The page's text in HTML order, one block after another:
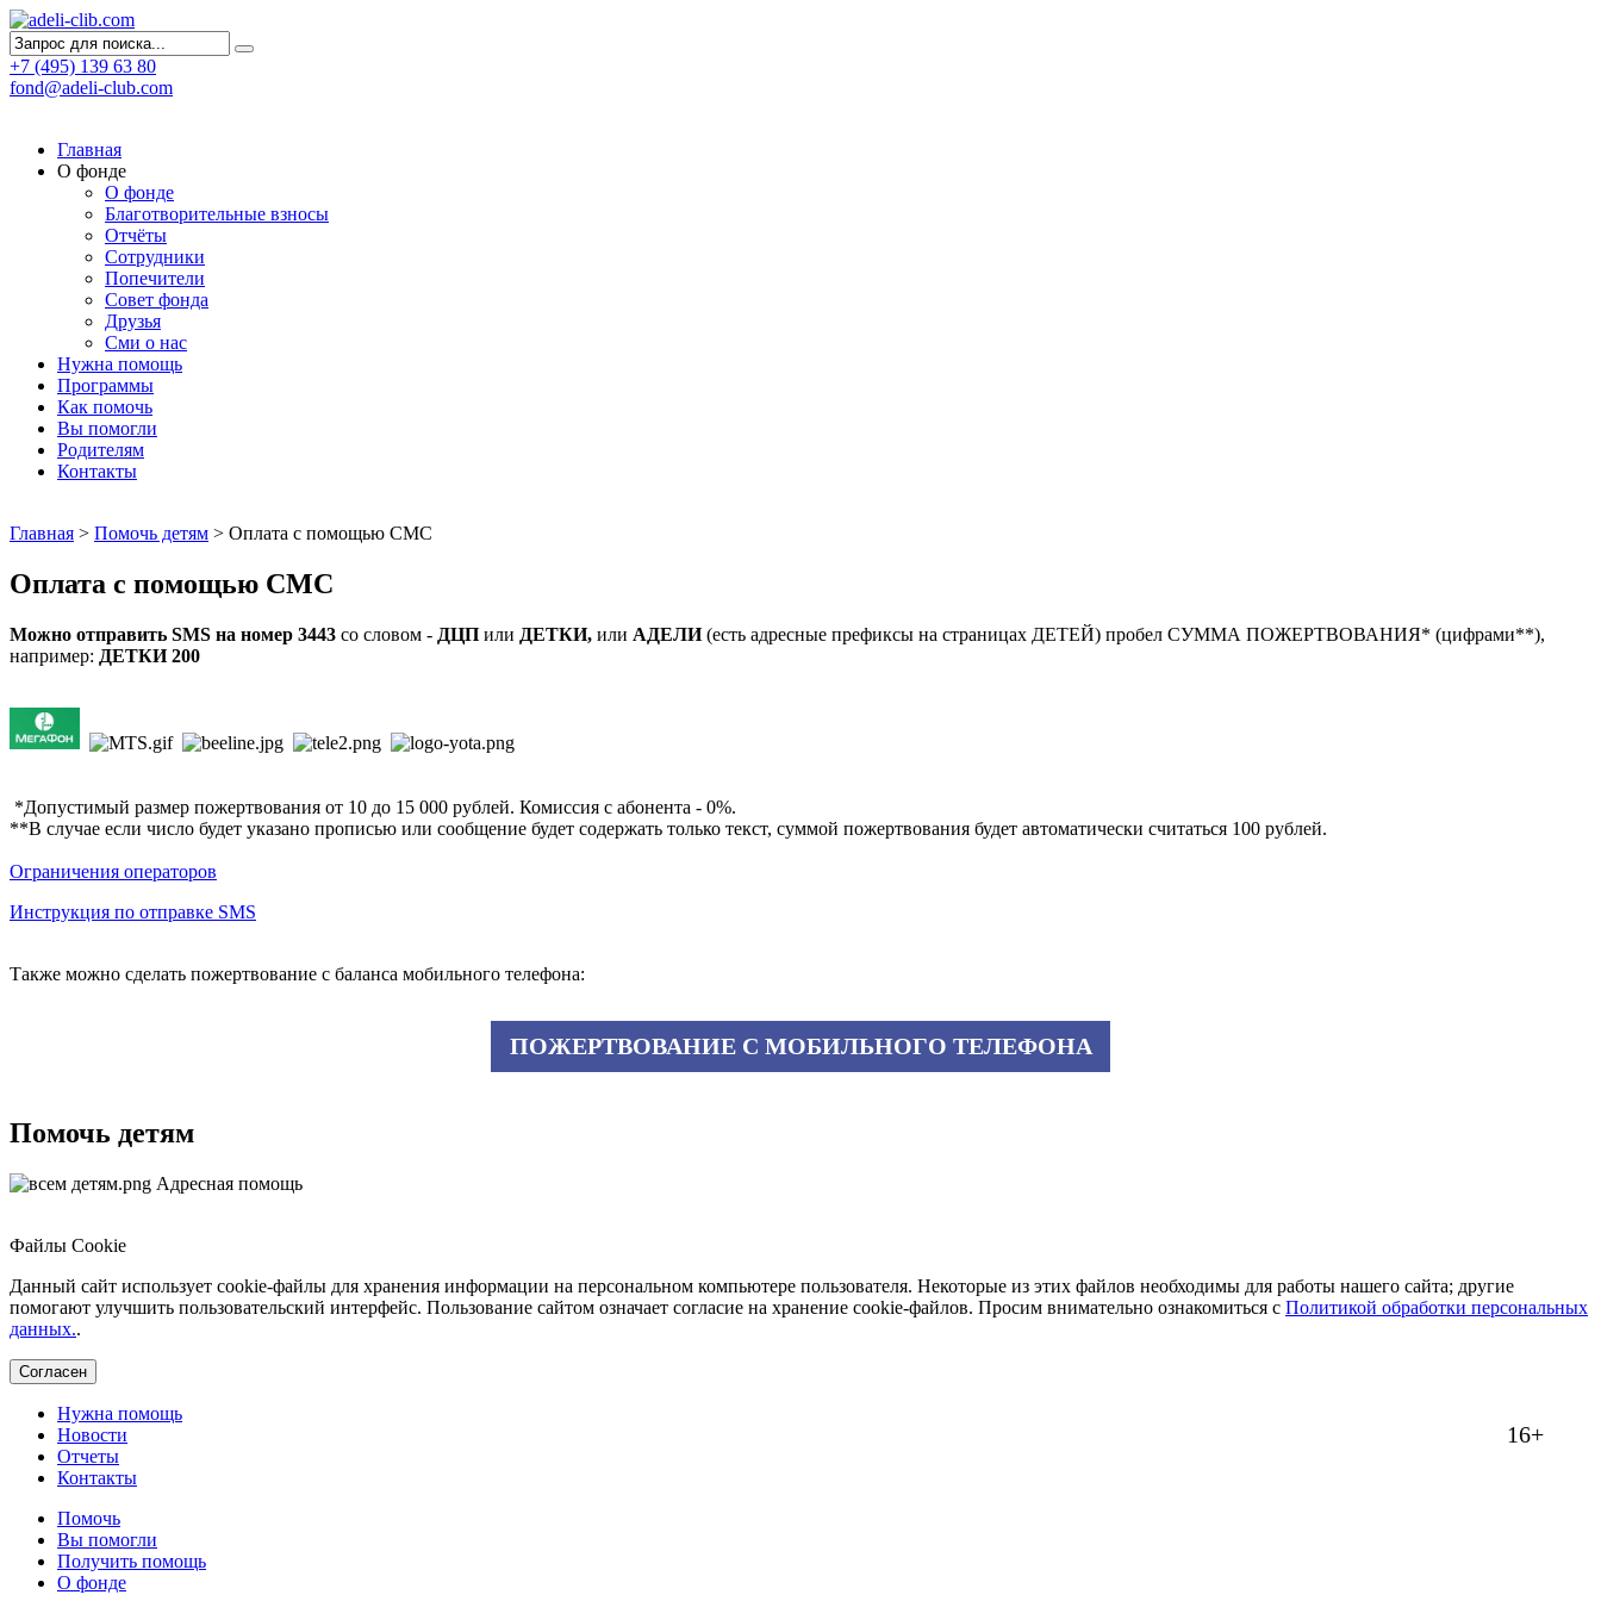
+7 (495) 139 63 80
fond@adeli-club.com
Главная
О фонде
О фонде
Благотворительные взносы
Отчёты
Сотрудники
Попечители
Совет фонда
Друзья
Сми о нас
Нужна помощь
Программы
Как помочь
Вы помогли
Родителям
Контакты
Главная > Помочь детям > Оплата с помощью СМС
Оплата с помощью СМС
Можно отправить SMS на номер 3443 со словом - ДЦП или ДЕТКИ, или АДЕЛИ(есть адресные префиксы на страницах ДЕТЕЙ) пробел СУММА ПОЖЕРТВОВАНИЯ* (цифрами**),
например: ДЕТКИ 200
*Допустимый размер пожертвования от 10 до 15 000 рублей. Комиссия с абонента - 0%.
**В случае если число будет указано прописью или сообщение будет содержать только текст, суммой пожертвования будет автоматически считаться 100 рублей.
Ограничения операторов
Инструкция по отправке SMS
Также можно сделать пожертвование с баланса мобильного телефона:
ПОЖЕРТВОВАНИЕ С МОБИЛЬНОГО ТЕЛЕФОНА
Помочь детям
Адресная помощь
Файлы Cookie
Данный сайт использует cookie-файлы для хранения информации на персональном компьютере пользователя. Некоторые из этих файлов необходимы для работы нашего сайта; другие
помогают улучшить пользовательский интерфейс. Пользование сайтом означает согласие на хранение cookie-файлов. Просим внимательно ознакомиться с Политикой обработки персональных
данных..
Согласен
16+
Нужна помощь
Новости
Отчеты
Контакты
Помочь
Вы помогли
Получить помощь
О фонде